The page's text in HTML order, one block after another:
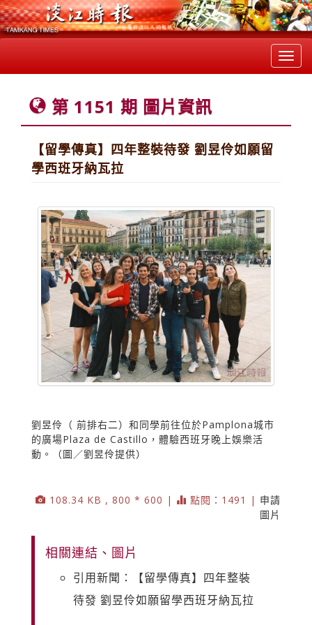
第 1151 期 圖片資訊
【留學傳真】四年整裝待發 劉昱伶如願留
學西班牙納瓦拉
劉昱伶（ 前排右二）和同學前往位於Pamplona城市
的廣場Plaza de Castillo，體驗西班牙晚上娛樂活
動。（圖／劉昱伶提供）
108.34 KB , 800 * 600 | 點閱：1491 | 申請
圖片
相關連結、圖片
引用新聞：【留學傳真】四年整裝
待發 劉昱伶如願留學西班牙納瓦拉